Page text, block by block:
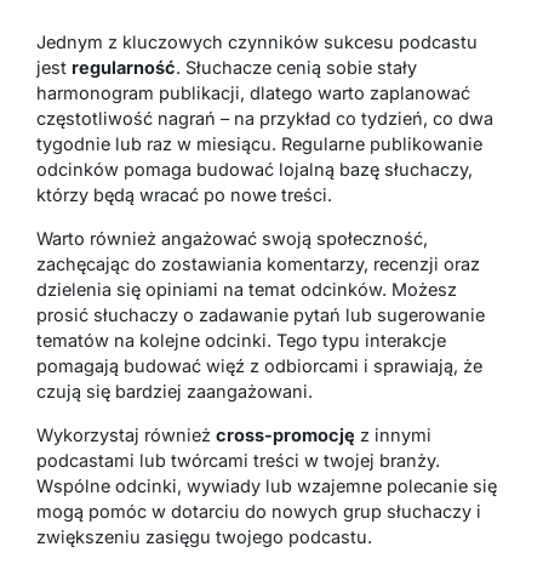
Jednym z kluczowych czynników sukcesu podcastu
jest regularność. Słuchacze cenią sobie stały
harmonogram publikacji, dlatego warto zaplanować
częstotliwość nagrań – na przykład co tydzień, co dwa
tygodnie lub raz w miesiącu. Regularne publikowanie
odcinków pomaga budować lojalną bazę słuchaczy,
którzy będą wracać po nowe treści.
Warto również angażować swoją społeczność,
zachęcając do zostawiania komentarzy, recenzji oraz
dzielenia się opiniami na temat odcinków. Możesz
prosić słuchaczy o zadawanie pytań lub sugerowanie
tematów na kolejne odcinki. Tego typu interakcje
pomagają budować więź z odbiorcami i sprawiają, że
czują się bardziej zaangażowani.
Wykorzystaj również cross-promocję z innymi
podcastami lub twórcami treści w twojej branży.
Wspólne odcinki, wywiady lub wzajemne polecanie się
mogą pomóc w dotarciu do nowych grup słuchaczy i
zwiększeniu zasięgu twojego podcastu.